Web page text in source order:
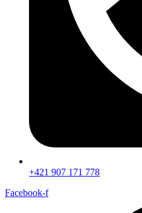
+421 907 171 778‬
Facebook-f